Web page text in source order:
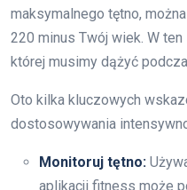
maksymalnego tętno,
220 minus Twój wiek. W
której musimy dążyć
Oto kilka kluczowych
dostosowywania
Monitoruj tętno:
aplikacji fitness może